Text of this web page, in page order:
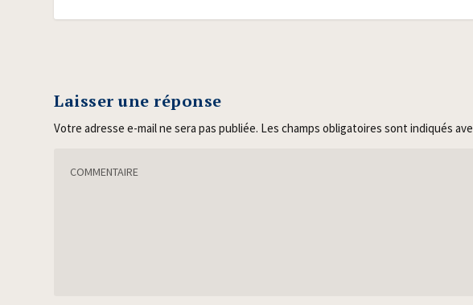
Laisser une réponse
Votre adresse e-mail ne sera pas publiée. Les champs obligatoires sont indiqués